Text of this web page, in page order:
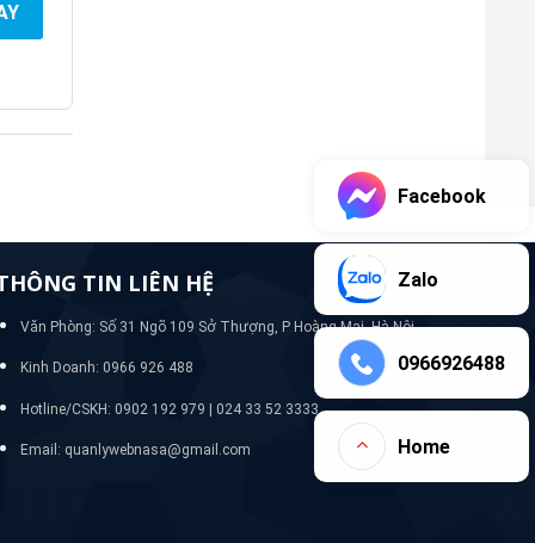
TIN LIÊN HỆ
Văn Phòng: Số 31 Ngõ 109 Sở Thượng, P Hoàng Mai, Hà Nội
Kinh Doanh: 0966 926 488
Hotline/CSKH: 0902 192 979 | 024 33 52 3333
Email: quanlywebnasa@gmail.com
Facebook
Zalo
0966926488
Home